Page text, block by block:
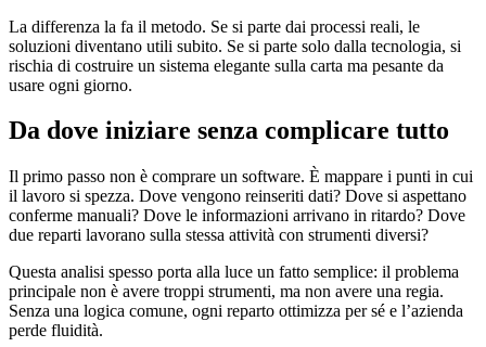
La differenza la fa il metodo. Se si parte dai processi reali, le
soluzioni diventano utili subito. Se si parte solo dalla tecnologia, si
rischia di costruire un sistema elegante sulla carta ma pesante da
usare ogni giorno.
Da dove iniziare senza complicare tutto
Il primo passo non è comprare un software. È mappare i punti in cui
il lavoro si spezza. Dove vengono reinseriti dati? Dove si aspettano
conferme manuali? Dove le informazioni arrivano in ritardo? Dove
due reparti lavorano sulla stessa attività con strumenti diversi?
Questa analisi spesso porta alla luce un fatto semplice: il problema
principale non è avere troppi strumenti, ma non avere una regia.
Senza una logica comune, ogni reparto ottimizza per sé e l’azienda
perde fluidità.